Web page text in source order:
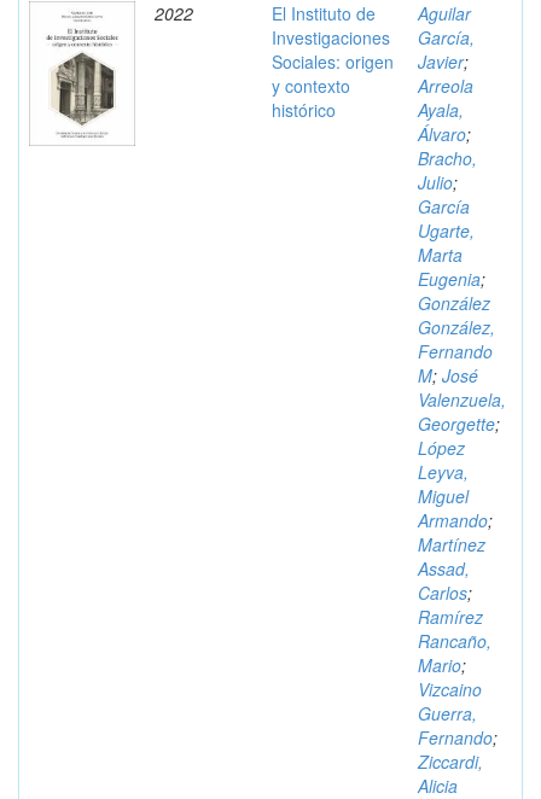
2022
El Instituto de
Investigaciones
Sociales: origen
y contexto
histórico
Aguilar
García,
Javier;
Arreola
Ayala,
Álvaro;
Bracho,
Julio;
García
Ugarte,
Marta
Eugenia;
González
González,
Fernando
M; José
Valenzuela,
Georgette;
López
Leyva,
Miguel
Armando;
Martínez
Assad,
Carlos;
Ramírez
Rancaño,
Mario;
Vizcaino
Guerra,
Fernando;
Ziccardi,
Alicia